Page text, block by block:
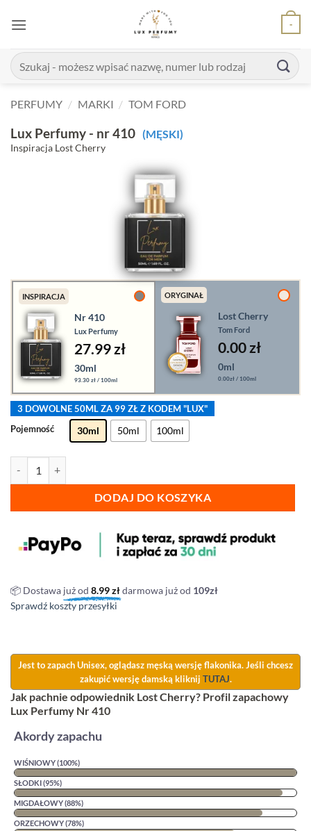
-
Szukaj:
PERFUMY / MARKI / TOM FORD
Lux Perfumy - nr 410
Inspiracja Lost Cherry
(MĘSKI)
INSPIRACJA
Nr 410
Lux Perfumy
27.99 zł
30ml
93.30 zł / 100ml
ORYGINAŁ
Lost Cherry
Tom Ford
0.00 zł
0ml
0.00zł / 100ml
3 DOWOLNE 50ML ZA 99 ZŁ Z KODEM "LUX"
Pojemność
30ml 50ml 100ml
DODAJ DO KOSZYKA
📦 Dostawa już od 8.99złdarmowa już od 109zł
Sprawdź koszty przesyłki
Jest to zapach Unisex, oglądasz męską wersję flakonika. Jeśli chcesz
zakupić wersję damską kliknij TUTAJ.
Jak pachnie odpowiednik Lost Cherry? Profil zapachowy
Lux Perfumy Nr 410
Akordy zapachu
WIŚNIOWY (100%)
SŁODKI (95%)
MIGDAŁOWY (88%)
ORZECHOWY (78%)